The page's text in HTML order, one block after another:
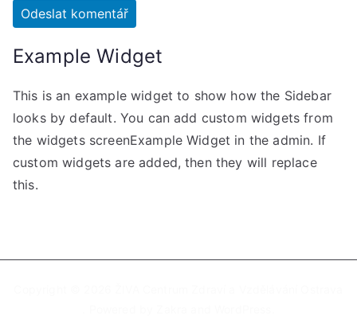
Example Widget
This is an example widget to show how the Sidebar
looks by default. You can add custom widgets from
the widgets screenExample Widget in the admin. If
custom widgets are added, then they will replace
this.